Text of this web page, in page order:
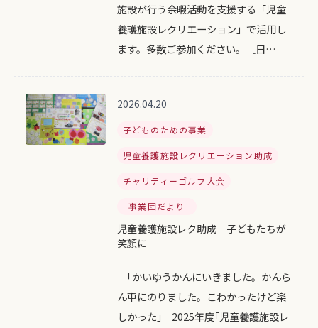
施設が行う余暇活動を支援する「児童
養護施設レクリエーション」で活用し
ます。多数ご参加ください。［日…
2026.04.20
子どものための事業
児童養護施設レクリエーション助成
チャリティーゴルフ大会
事業団だより
児童養護施設レク助成 子どもたちが
笑顔に
｢かいゆうかんにいきました。かんら
ん車にのりました。こわかったけど楽
しかった｣ 2025年度｢児童養護施設レ